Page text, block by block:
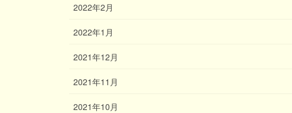
2022年2月
2022年1月
2021年12月
2021年11月
2021年10月